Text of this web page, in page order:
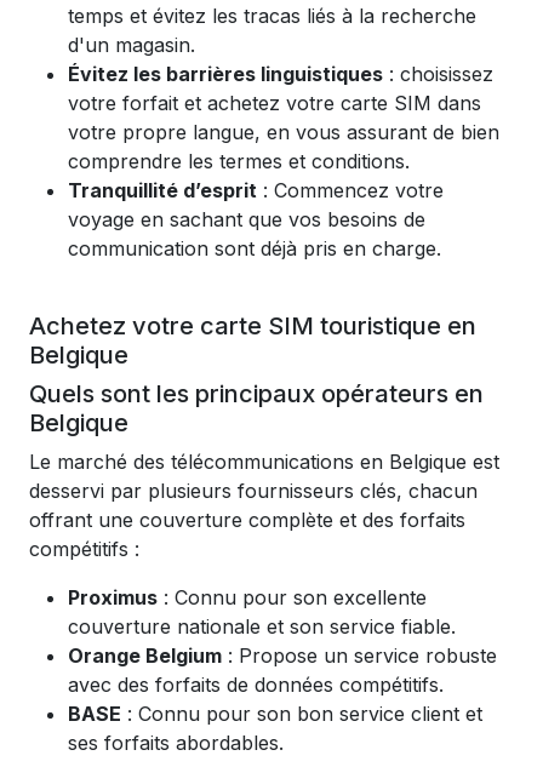
temps et évitez les tracas liés à la recherche
d'un magasin.
Évitez les barrières linguistiques : choisissez
votre forfait et achetez votre carte SIM dans
votre propre langue, en vous assurant de bien
comprendre les termes et conditions.
Tranquillité d’esprit : Commencez votre
voyage en sachant que vos besoins de
communication sont déjà pris en charge.
Achetez votre carte SIM touristique en
Belgique
Quels sont les principaux opérateurs en
Belgique
Le marché des télécommunications en Belgique est
desservi par plusieurs fournisseurs clés, chacun
offrant une couverture complète et des forfaits
compétitifs :
Proximus : Connu pour son excellente
couverture nationale et son service fiable.
Orange Belgium : Propose un service robuste
avec des forfaits de données compétitifs.
BASE : Connu pour son bon service client et
ses forfaits abordables.